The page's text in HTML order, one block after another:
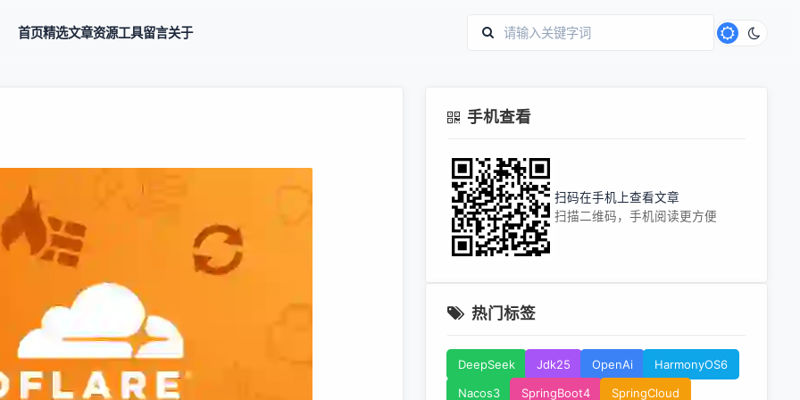
首页精选文章资源工具留言关于
手机查看
扫码在手机上查看文章
扫描二维码，手机阅读更方便
热门标签
DeepSeek Jdk25 OpenAi
HarmonyOS6
Nacos3
SpringBoot4 SpringCloud